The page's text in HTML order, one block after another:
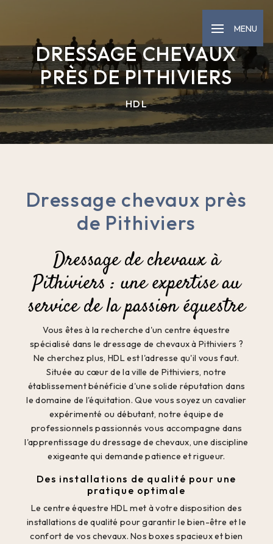
MENU
DRESSAGE CHEVAUX
PRÈS DE PITHIVIERS
HDL
Dressage chevaux près
de Pithiviers
Dressage de chevaux à
Pithiviers : une expertise au
service de la passion équestre
Vous êtes à la recherche d'un centre équestre
spécialisé dans le dressage de chevaux à Pithiviers ?
Ne cherchez plus, HDL est l'adresse qu'il vous faut.
Située au cœur de la ville de Pithiviers, notre
établissement bénéficie d'une solide réputation dans
le domaine de l'équitation. Que vous soyez un cavalier
expérimenté ou débutant, notre équipe de
professionnels passionnés vous accompagne dans
l'apprentissage du dressage de chevaux, une discipline
exigeante qui demande patience et rigueur.
Des installations de qualité pour une
pratique optimale
Le centre équestre HDL met à votre disposition des
installations de qualité pour garantir le bien-être et le
confort de vos chevaux. Nos boxes spacieux et bien